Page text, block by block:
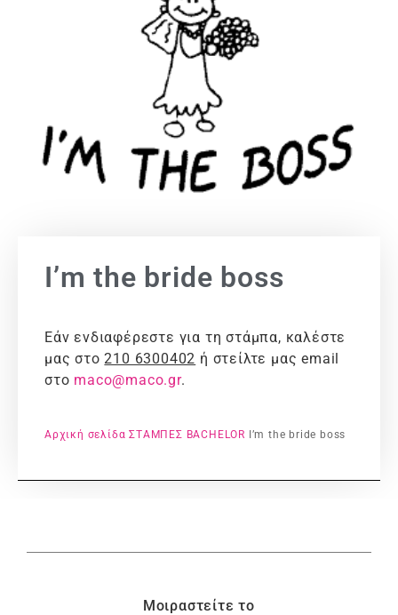
I’m the bride boss
Εάν ενδιαφέρεστε για τη στάμπα, καλέστε
μας στο210 6300402 ή στείλτε μας email
στο maco@maco.gr.
Αρχική σελίδα ΣΤΑΜΠΕΣ BACHELOR I’m the bride boss
Μοιραστείτε το